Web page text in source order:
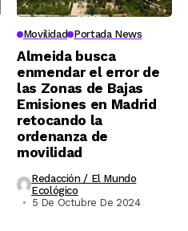
Movilidad Portada News
Almeida busca
enmendar el error de
las Zonas de Bajas
Emisiones en Madrid
retocando la
ordenanza de
movilidad
Redacción / El Mundo
Ecológico
5 De Octubre De 2024